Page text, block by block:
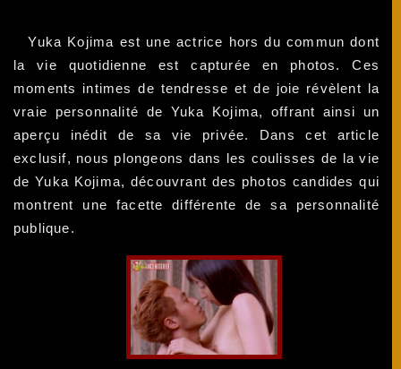
Yuka Kojima est une actrice hors du commun dont
la vie quotidienne est capturée en photos. Ces
moments intimes de tendresse et de joie révèlent la
vraie personnalité de Yuka Kojima, offrant ainsi un
aperçu inédit de sa vie privée. Dans cet article
exclusif, nous plongeons dans les coulisses de la vie
de Yuka Kojima, découvrant des photos candides qui
montrent une facette différente de sa personnalité
publique.